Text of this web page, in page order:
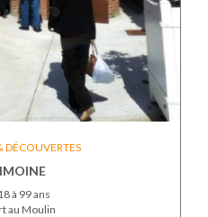
DÉCOUVERTES
à 99 ans
au Moulin